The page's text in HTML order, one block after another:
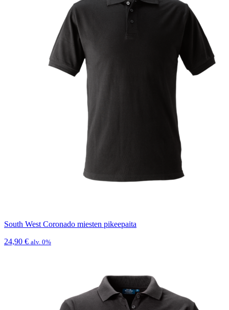
South West Coronado miesten pikeepaita
24,90 € alv. 0%